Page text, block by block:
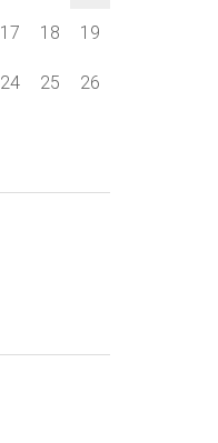
17 18 19
24 25 26